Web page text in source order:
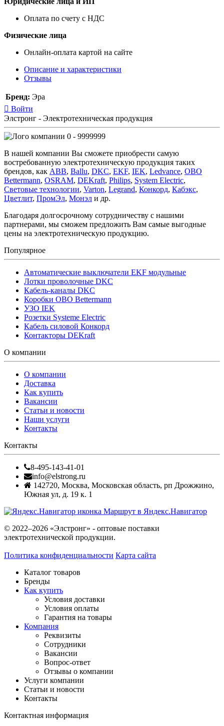
Оплата по счету с НДС
Физические лица
Онлайн-оплата картой на сайте
Описание и характеристики
Отзывы
Бренд: Эра
Войти
Элстронг - Электротехническая продукция
0 - 9999999
В нашей компании Вы сможете приобрести самую
востребованную электротехническую продукция таких
брендов, как ABB, Ballu, DKC, EKF, IEK, Ledvance, OBO
Bettermann, OSRAM, DEKraft, Philips, System Electric,
Световые технологии, Varton, Legrand, Конкорд, Кабэкс,
Цветлит, ПромЭл, Монэл и др.
Благодаря долгосрочному сотрудничеству с нашими
партнерами, мы сможем предложить Вам самые выгодные
цены на электротехническую продукцию.
Популярное
Автоматические выключатели EKF модульные
Лотки проволочные DKC
Кабель-каналы DKC
Коробки OBO Bettermann
УЗО IEK
Розетки Systeme Electric
Кабель силовой Конкорд
Контакторы DEKraft
О компании
О компании
Доставка
Как купить
Вакансии
Статьи и новости
Наши услуги
Контакты
Контакты
8-495-143-41-01
info@elstrong.ru
142720, Москва, Московская область, рп Дрожжино,
Южная ул, д. 19 к. 1
Маршрут в Яндекс.Навигатор
© 2022–2026 «Элстронг» - оптовые поставки
электротехнической продукции.
Политика конфиденциальности Карта сайта
Каталог товаров
Бренды
Как купить
Условия доставки
Условия оплаты
Гарантия на товары
Компания
Реквизиты
Сотрудники
Вакансии
Вопрос-ответ
Отзывы о компании
Услуги компании
Статьи и новости
Контакты
Контактная информация